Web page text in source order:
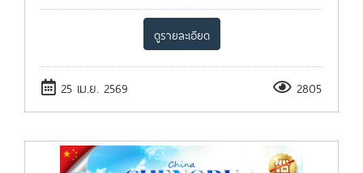
ดูรายละเอียด
25 เม.ย. 2569 2805